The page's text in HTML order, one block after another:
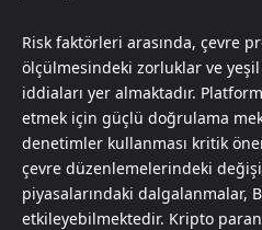
Risk faktörleri arasında, çevre
ölçülmesindeki zorluklar ve
iddiaları yer almaktadır.
etmek için güçlü doğrulama
denetimler kullanması kritik
çevre düzenlemelerindeki
piyasalarındaki dalgalanmalar,
etkileyebilmektedir. Kripto